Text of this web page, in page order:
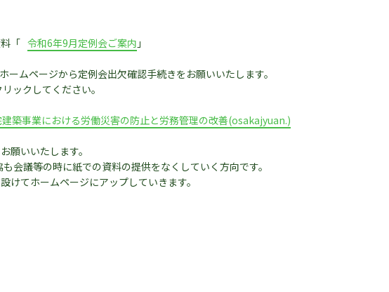
「 令和6年9月定例会ご案内 」
ームページから定例会出欠確認手続きをお願いいたします。
ックしてください。
築事業における労働災害の防止と労務管理の改善(osakajyuan.)
願いいたします。
会議等の時に紙での資料の提供をなくしていく方向です。
けてホームページにアップしていきます。